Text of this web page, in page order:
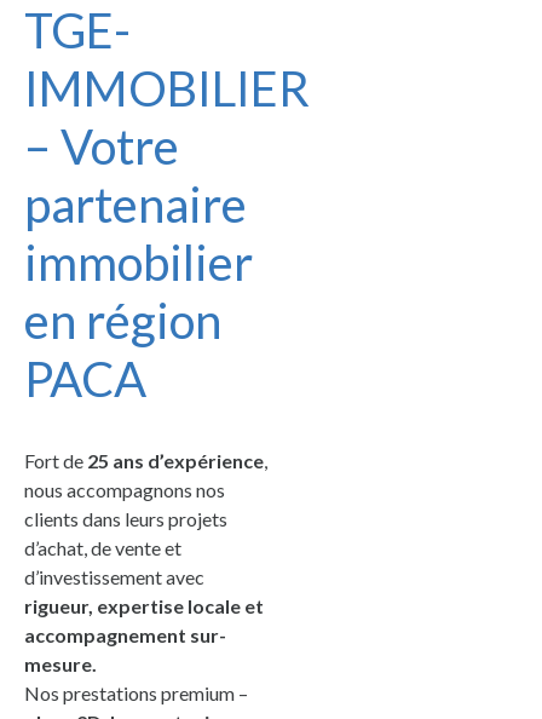
TGE-
IMMOBILIER
– Votre
partenaire
immobilier
en région
PACA
Fort de 25 ans d’expérience,
nous accompagnons nos
clients dans leurs projets
d’achat, de vente et
d’investissement avec
rigueur, expertise locale et
accompagnement sur-
mesure.
Nos prestations premium –